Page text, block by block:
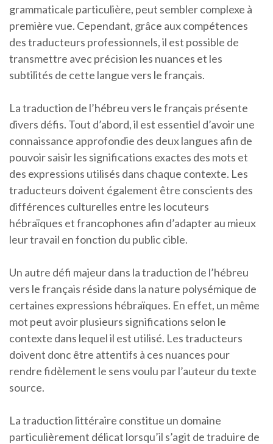
grammaticale particulière, peut sembler complexe à
première vue. Cependant, grâce aux compétences
des traducteurs professionnels, il est possible de
transmettre avec précision les nuances et les
subtilités de cette langue vers le français.
La traduction de l’hébreu vers le français présente
divers défis. Tout d’abord, il est essentiel d’avoir une
connaissance approfondie des deux langues afin de
pouvoir saisir les significations exactes des mots et
des expressions utilisés dans chaque contexte. Les
traducteurs doivent également être conscients des
différences culturelles entre les locuteurs
hébraïques et francophones afin d’adapter au mieux
leur travail en fonction du public cible.
Un autre défi majeur dans la traduction de l’hébreu
vers le français réside dans la nature polysémique de
certaines expressions hébraïques. En effet, un même
mot peut avoir plusieurs significations selon le
contexte dans lequel il est utilisé. Les traducteurs
doivent donc être attentifs à ces nuances pour
rendre fidèlement le sens voulu par l’auteur du texte
source.
La traduction littéraire constitue un domaine
particulièrement délicat lorsqu’il s’agit de traduire de